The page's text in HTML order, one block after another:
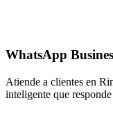
WhatsApp
Atiende a clientes en
inteligente que